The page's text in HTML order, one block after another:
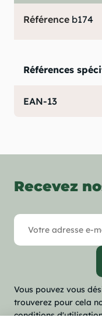
Référence b174
Références
EAN-13
Recevez
Vous pouvez vous
trouverez pour cela
conditions